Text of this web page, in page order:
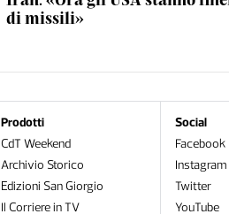
di missili»
Prodotti
CdT Weekend
Archivio Storico
Edizioni San Giorgio
Il Corriere in TV
Social
Facebook
Instagram
Twitter
YouTube